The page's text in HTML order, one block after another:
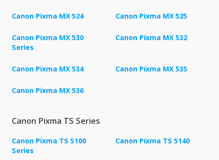
Canon Pixma MX 524 Canon Pixma MX 525
Canon Pixma MX 530
Series
Canon Pixma MX 532
Canon Pixma MX 534 Canon Pixma MX 535
Canon Pixma MX 536
Canon Pixma TS Series
Canon Pixma TS 5100
Series
Canon Pixma TS 5140